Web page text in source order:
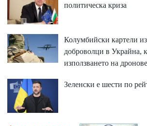
политическа криза
Колумбийски картели
доброволци в Украйна,
използването на дронове
Зеленски е шести по